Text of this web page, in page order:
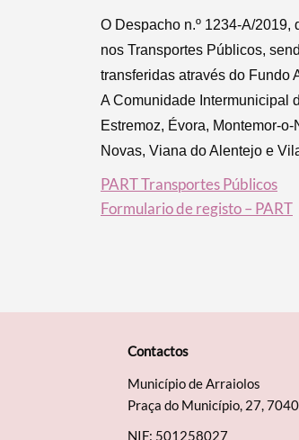
Filtros
O Despacho n.º 1234-A/
nos Transportes Públicos,
transferidas através do Fundo
A Comunidade Intermunicipal
Estremoz, Évora, Montemor-
Novas, Viana do Alentejo e
PART Transportes Públicos
Formulario de registo – PART
Contactos
Município de Arraiolos
Praça do Município, 27,
NIF: 501258027